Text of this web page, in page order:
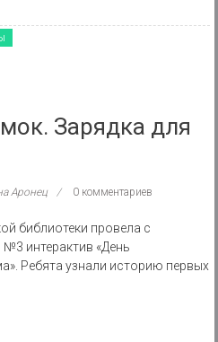
Зарядка для
Аронец 0 комментариев
библиотеки провела с
интерактив «День
Ребята узнали историю первых